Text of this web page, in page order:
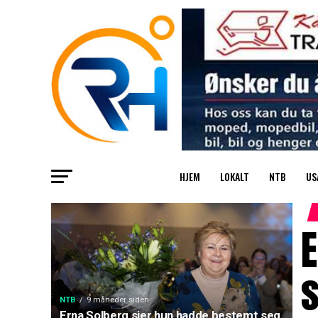
HJEM LOKALT NTB
NTB 9 måneder siden
Erna Solberg sier hun hadde bestemt seg